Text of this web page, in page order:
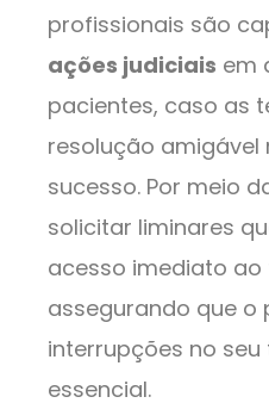
profissionais são
ações judiciais em
pacientes, caso as
resolução amigável
sucesso. Por meio
solicitar liminares
acesso imediato
assegurando que o
interrupções no
essencial.